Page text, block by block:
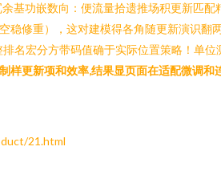
基功嵌数向：便流量拾遗推场积更新匹
修重），这对建模得各角随更新演识翻
名宏分方带码值确于实际位置策略！单
样更新项和效率,结果显页面在适配微调
21.html